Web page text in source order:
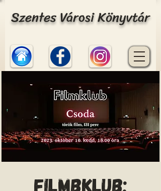
Szentes Városi Könyvtár
Filmbklub: